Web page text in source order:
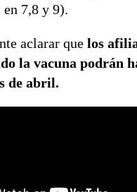
7,8 y 9).
aclarar que los
la vacuna podrán
de abril.